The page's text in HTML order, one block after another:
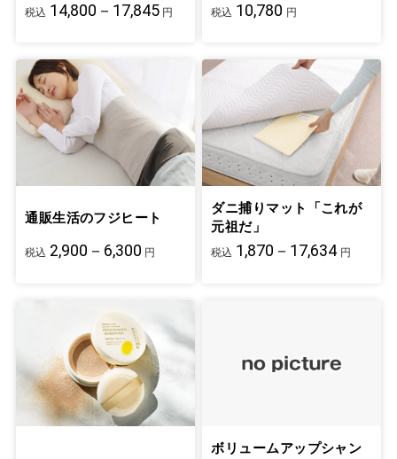
税込 14,800－17,845 円 税込 10,780 円
通販生活のフジヒート
税込 2,900－6,300 円
ダニ捕りマット「これが
元祖だ」
税込 1,870－17,634 円
ボリュームアップシャン